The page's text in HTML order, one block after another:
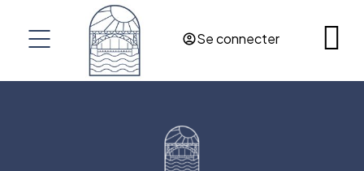
Se connecter
RES@OPORTOMAISON.COM
OPORTO